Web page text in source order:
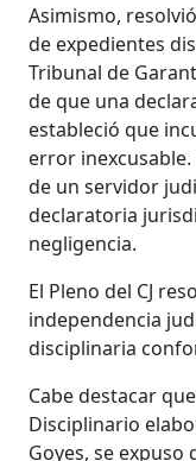
Asimismo,
de expedientes
Tribunal de
de que una
estableció que
error
de un servidor
declaratoria
negligencia.
El Pleno del CJ
independencia
disciplinaria
Cabe destacar
Disciplinario
Goyes, se expuso